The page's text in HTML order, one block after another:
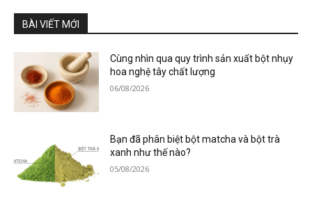
BÀI VIẾT MỚI
Cùng nhìn qua quy trình sản xuất bột nhụy
hoa nghệ tây chất lượng
06/08/2026
Bạn đã phân biệt bột matcha và bột trà
xanh như thế nào?
05/08/2026